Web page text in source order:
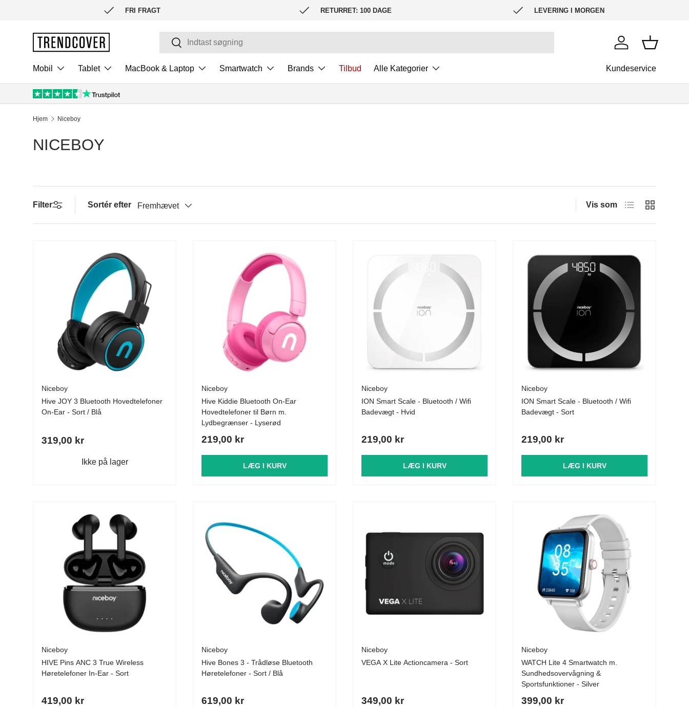
FRI FRAGT RETURRET: 100 DAGE LEVERING I MORGEN
SøgSøg
Log indKurv
Mobil Tablet MacBook & Laptop Smartwatch Brands Tilbud Alle Kategorier Kundeservice
Hjem Niceboy
NICEBOY
Filter Sortér efter Fremhævet Vis som Liste Gitter
Niceboy
Hive JOY 3 Bluetooth Hovedtelefoner
On-Ear - Sort / Blå
319,00 kr
Ikke på lager
Niceboy
Hive Kiddie Bluetooth On-Ear
Hovedtelefoner til Børn m.
Lydbegrænser - Lyserød
219,00 kr
LÆG I KURV
Niceboy
ION Smart Scale - Bluetooth / Wifi
Badevægt - Hvid
219,00 kr
LÆG I KURV
Niceboy
ION Smart Scale - Bluetooth / Wifi
Badevægt - Sort
219,00 kr
LÆG I KURV
Niceboy
HIVE Pins ANC 3 True Wireless
Høretelefoner In-Ear - Sort
419,00 kr
Niceboy
Hive Bones 3 - Trådløse Bluetooth
Høretelefoner - Sort / Blå
619,00 kr
Niceboy
VEGA X Lite Actioncamera - Sort
349,00 kr
Niceboy
WATCH Lite 4 Smartwatch m.
Sundhedsovervågning &
Sportsfunktioner - Silver
399,00 kr